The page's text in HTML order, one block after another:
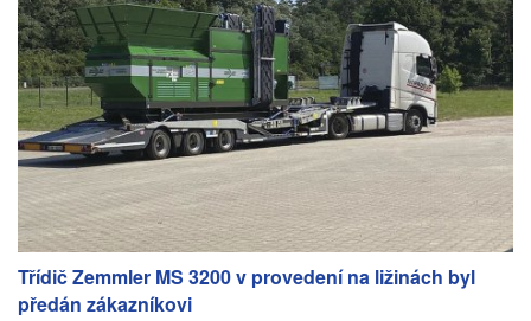
Třídič Zemmler MS 3200 v provedení na ližinách byl
předán zákazníkovi